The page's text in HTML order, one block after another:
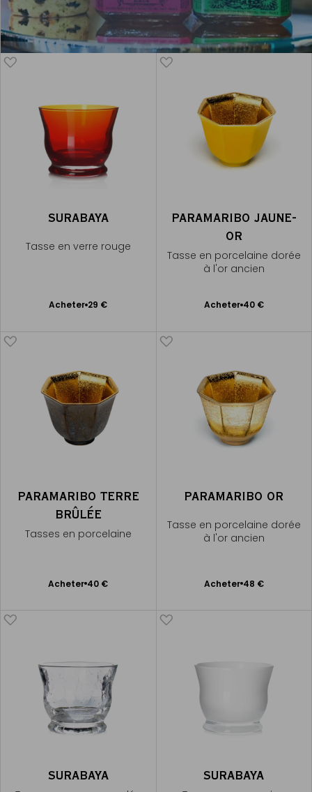
SURABAYA
Tasse en verre rouge
Acheter 29 €
Ajouter
PARAMARIBO JAUNE-
OR
Tasse en porcelaine dorée
à l'or ancien
Acheter 40 €
Ajouter
PARAMARIBO TERRE
BRÛLÉE
Tasses en porcelaine
Acheter 40 €
Ajouter
PARAMARIBO OR
Tasse en porcelaine dorée
à l'or ancien
Acheter 48 €
Ajouter
SURABAYA SURABAYA